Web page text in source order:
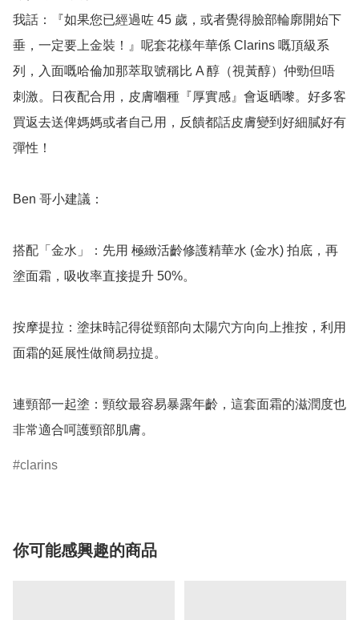
我話：『如果您已經過咗 45 歲，或者覺得臉部輪廓開始下
垂，一定要上金裝！』呢套花樣年華係 Clarins 嘅頂級系
列，入面嘅哈倫加那萃取號稱比 A 醇（視黃醇）仲勁但唔
刺激。日夜配合用，皮膚嗰種『厚實感』會返晒嚟。好多客
買返去送俾媽媽或者自己用，反饋都話皮膚變到好細膩好有
彈性！
Ben 哥小建議：
搭配「金水」：先用 極緻活齡修護精華水 (金水) 拍底，再
塗面霜，吸收率直接提升 50%。
按摩提拉：塗抹時記得從頸部向太陽穴方向向上推按，利用
面霜的延展性做簡易拉提。
連頸部一起塗：頸纹最容易暴露年齡，這套面霜的滋潤度也
非常適合呵護頸部肌膚。
clarins
你可能感興趣的商品